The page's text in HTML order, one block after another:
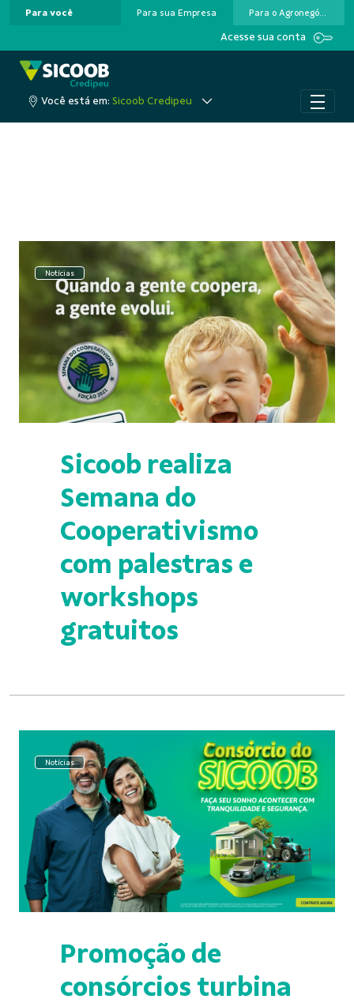
Pular para o Conteúdo principal
Para você Para sua Empresa Para o Agronegócio
Acesse sua conta
Você está em: Sicoob Credipeu
Notícias
Sicoob realiza
Semana do
Cooperativismo
com palestras e
workshops
gratuitos
Notícias
Promoção de
consórcios turbina